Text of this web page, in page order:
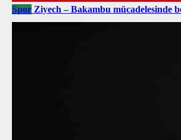
Spor Ziyech – Bakambu mücadelesinde